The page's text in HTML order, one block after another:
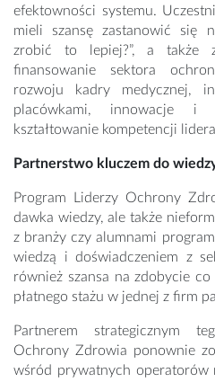
efektowności systemu.
mieli szansę zastanowić się
zrobić to lepiej?”, a także
finansowanie sektora
rozwoju kadry medycznej,
placówkami, innowacje i
kształtowanie kompetencji
Partnerstwo kluczem do
Program Liderzy Ochrony
dawka wiedzy, ale także
z branży czy alumnami
wiedzą i doświadczeniem z
również szansa na zdobycie
płatnego stażu w jednej z firm
Partnerem strategicznym
Ochrony Zdrowia ponownie
wśród prywatnych operatorów